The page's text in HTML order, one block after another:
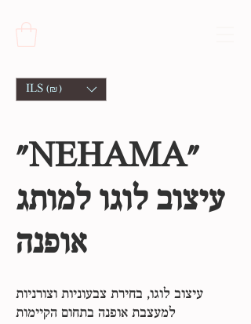
ILS (₪)
"NEHAMA"
עיצוב לוגו למותג
אופנה
עיצוב לוגו, בחירת צבעוניות וצורניות
למעצבת אופנה בתחום הקיימות